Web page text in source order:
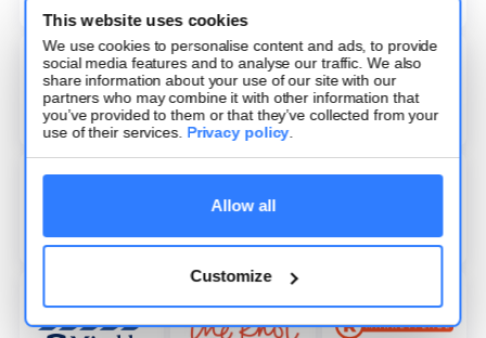
This website uses cookies
We use cookies to personalise content and ads, to provide
social media features and to analyse our traffic. We also
share information about your use of our site with our
partners who may combine it with other information that
you’ve provided to them or that they’ve collected from your
use of their services. Privacy policy.
Allow all
Customize